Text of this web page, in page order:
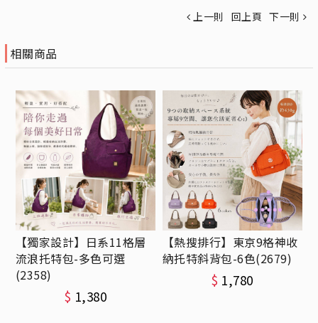
上一則 回上頁 下一則
相關商品
【獨家設計】日系11格層
流浪托特包-多色可選
(2358)
$ 1,380
【熱搜排行】東京9格神收
納托特斜背包-6色(2679)
$ 1,780